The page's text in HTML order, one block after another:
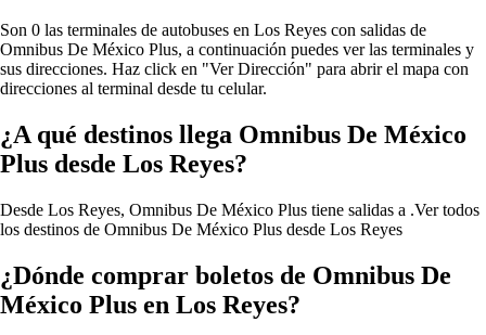
Son 0 las terminales de autobuses en Los Reyes con salidas de
Omnibus De México Plus, a continuación puedes ver las terminales y
sus direcciones. Haz click en "Ver Dirección" para abrir el mapa con
direcciones al terminal desde tu celular.
¿A qué destinos llega Omnibus De México
Plus desde Los Reyes?
Desde Los Reyes, Omnibus De México Plus tiene salidas a .Ver todos
los destinos de Omnibus De México Plus desde Los Reyes
¿Dónde comprar boletos de Omnibus De
México Plus en Los Reyes?